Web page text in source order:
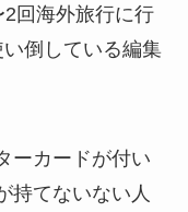
2回海外旅行に行
倒している編集
ーカードが付い
持てないない人